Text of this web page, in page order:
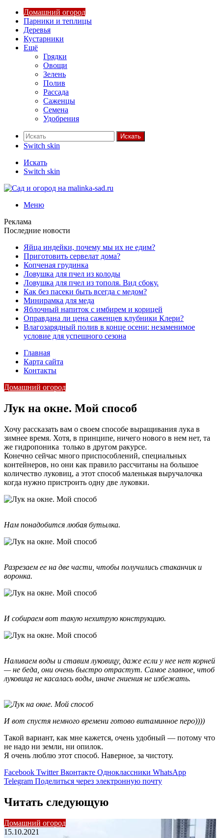
Домашний огород
Парники и теплицы
Деревья
Кустарники
Ещё
Грядки
Овощи
Зелень
Полив
Рассада
Саженцы
Семена
Удобрения
Искать
Switch skin
Искать
Switch skin
Меню
Реклама
Последние новости
Яйца индейки, почему мы их не едим?
Приготовить сервелат⁠⁠ дома?
Копченая грудинка
Ловушка для пчел из колоды
Ловушка для пчел из тополя. Вид сбоку.
Как без пасеки быть всегда с медом?
Минирамка для меда
Яблочный напиток с имбирем и корицей
Оправдана ли цена саженцев клубники Клери?
Влагозарядный полив в конце осени: незаменимое
условие для успешного сезона
Главная
Карта сайта
Контакты
Домашний огород
Лук на окне. Мой способ
Хочу рассказать вам о своем способе выращивания лука в
зимнее время. Хотя, в принципе, ничего нового в нем нет, та
же гидропоника только в другом ракурсе.
Конечно сейчас много приспособлений, специальных
контейнеров, но они как правило рассчитаны на большое
количество луковиц, а этот способ маленькая выручалочка
когда нужно пристроить одну две луковки.
Нам понадобится любая бутылка.
Разрезаем ее на две части, чтобы получились стаканчик и
воронка.
И собираем вот такую нехитрую конструкцию.
Наливаем воды и ставим луковицу, даже если у нее нет корней
— не беда, они очень быстро отрастут. Самое главное, чтоб
луковица не касалась воды, иначе гниения не избежать.
И вот спустя немного времени готово витаминное перо))))
Такой вариант, как мне кажется, очень удобный — потому что
не надо ни земли, ни опилок.
Я очень люблю этот способ. Наверное, за чистоту.
Facebook Twitter Вконтакте Одноклассники WhatsApp
Telegram Поделиться через электронную почту
Читать следующую
Домашний огород
15.10.2021